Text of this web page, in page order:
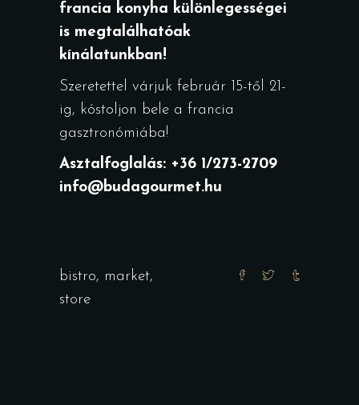
francia konyha különlegességei
is megtalálhatóak
kínálatunkban!
Szeretettel várjuk február 15-től 21-
ig, kóstoljon bele a francia
gasztronómiába!
Asztalfoglalás: +36 1/273-2709
info@budagourmet.hu
bistro, market,
store